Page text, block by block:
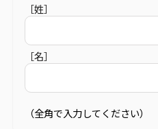
［姓］
［名］
（全角で入力してください）